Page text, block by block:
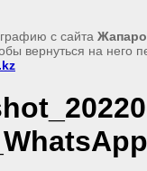
с сайта
вернуться на него